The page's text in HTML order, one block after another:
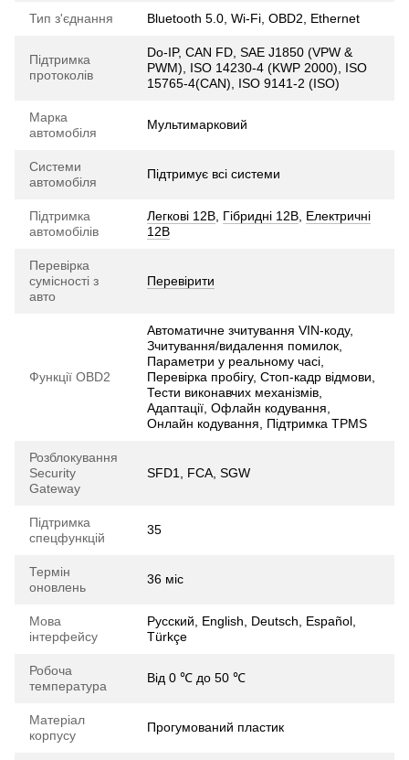
Тип з'єднання Bluetooth 5.0, Wi-Fi, OBD2, Ethernet
Підтримка
протоколів
Do-IP, CAN FD, SAE J1850 (VPW &
PWM), ISO 14230-4 (KWP 2000), ISO
15765-4(CAN), ISO 9141-2 (ISO)
Марка
автомобіля
Мультимарковий
Системи
автомобіля
Підтримує всі системи
Підтримка
автомобілів
Легкові 12В Гібридні 12В Електричні
12В
Перевірка
сумісності з
авто
Перевірити
Функції OBD2
Автоматичне зчитування VIN-коду,
Зчитування/видалення помилок,
Параметри у реальному часі,
Перевірка пробігу, Стоп-кадр відмови,
Тести виконавчих механізмів,
Адаптації, Офлайн кодування,
Онлайн кодування, Підтримка TPMS
Розблокування
Security
Gateway
SFD1, FCA, SGW
Підтримка
спецфункцій
35
Термін
оновлень
36 міс
Мова
інтерфейсу
Русский, English, Deutsch, Español,
Türkçe
Робоча
температура
Від 0 ℃ до 50 ℃
Матеріал
корпусу
Прогумований пластик